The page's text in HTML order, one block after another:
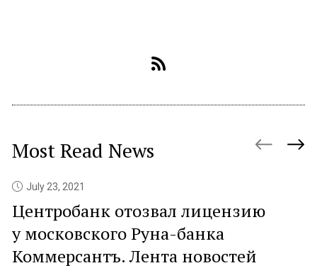
Most Read News
July 23, 2021
Центробанк отозвал лицензию
у московского Руна-банка
Коммерсантъ. Лента новостей